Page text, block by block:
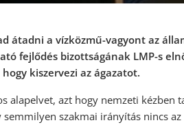
átadni a vízközmű-vagyont az
fejlődés bizottságának LMP-s
kiszervezi az ágazatot.
alapelvet, azt hogy nemzeti kézben
szakmai irányítás nincs